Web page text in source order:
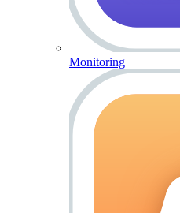
Monitoring